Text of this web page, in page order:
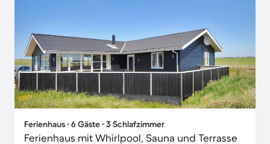
Ferienhaus ∙ 6 Gäste ∙ 3 Schlafzimmer
Ferienhaus mit Whirlpool, Sauna und Terrasse